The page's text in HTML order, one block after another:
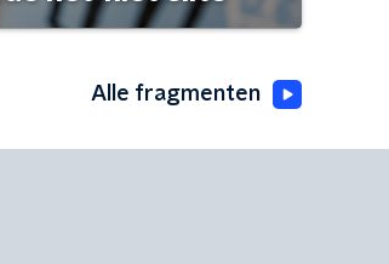
Alle fragmenten